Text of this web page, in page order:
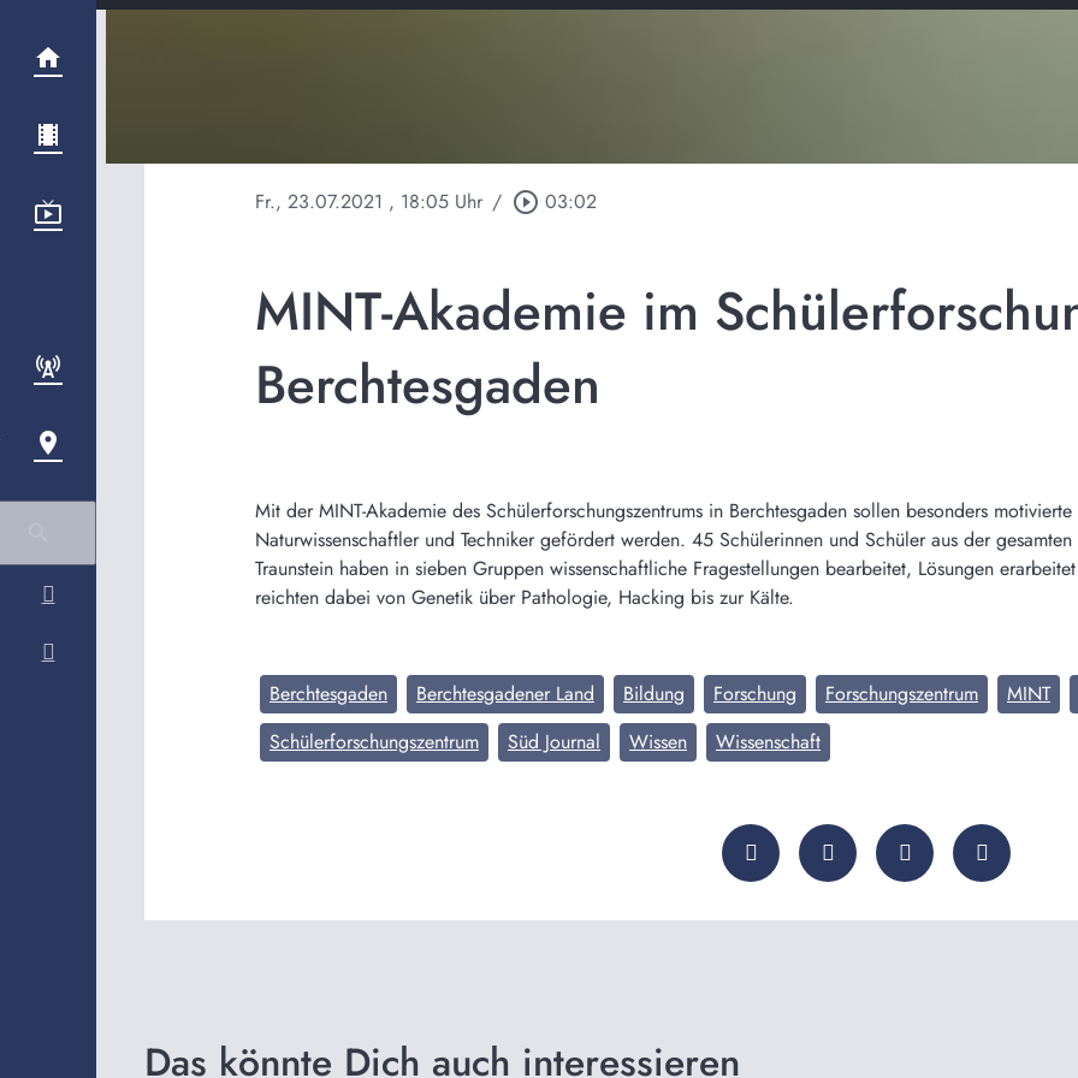
Fr., 23.07.2021 , 18:05 Uhr / play_circle_outline 03:02
MINT-Akademie im
Berchtesgaden
Mit der MINT-Akademie des Schülerforschungszentrums in Berchtesgaden sollen besonders
Naturwissenschaftler und Techniker gefördert werden. 45 Schülerinnen und Schüler aus der
Traunstein haben in sieben Gruppen wissenschaftliche Fragestellungen bearbeitet, Lösungen
reichten dabei von Genetik über Pathologie, Hacking bis zur Kälte.
Berchtesgaden Berchtesgadener Land Bildung Forschung Forschungszentrum MINT
Schülerforschungszentrum
Süd Journal Wissen Wissenschaft
Das könnte Dich auch interessieren